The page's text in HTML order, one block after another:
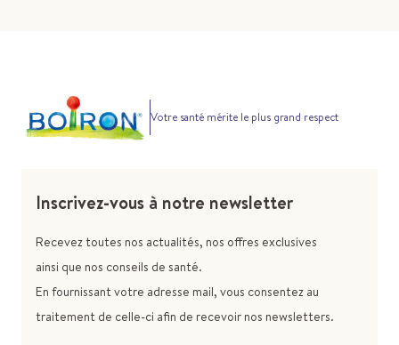
Votre santé mérite le plus grand respect
Inscrivez-vous à notre newsletter
Recevez toutes nos actualités, nos offres exclusives
ainsi que nos conseils de santé.
En fournissant votre adresse mail, vous consentez au
traitement de celle-ci afin de recevoir nos newsletters.